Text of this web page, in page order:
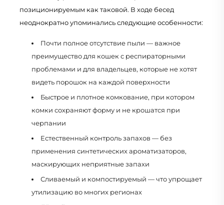
позиционируемым как таковой. В ходе бесед
неоднократно упоминались следующие особенности:
Почти полное отсутствие пыли — важное
преимущество для кошек с респираторными
проблемами и для владельцев, которые не хотят
видеть порошок на каждой поверхности
Быстрое и плотное комкование, при котором
комки сохраняют форму и не крошатся при
черпании
Естественный контроль запахов — без
применения синтетических ароматизаторов,
маскирующих неприятные запахи
Сливаемый и компостируемый — что упрощает
утилизацию во многих регионах